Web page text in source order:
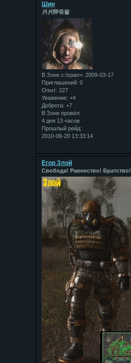
Шин
⽙⽙卵죾왍
В Зоне с:/span>: 2009-03-17
Приглашений: 0
Опыт: 227
Уважение: +4
Доброта: +7
В Зоне провёл:
4 дня 13 часов
Прошлый рейд:
2010-06-20 13:33:14
Егор Злой
Свобода! Равенство! Братство!